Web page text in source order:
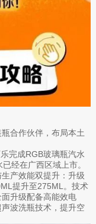
合作伙伴，布局本土
完成RGB玻璃瓶汽水
经在广西区域上市。
产效能双提升：升级
提升至275ML。技术
升级配备高能效电
波洗瓶技术，提升空